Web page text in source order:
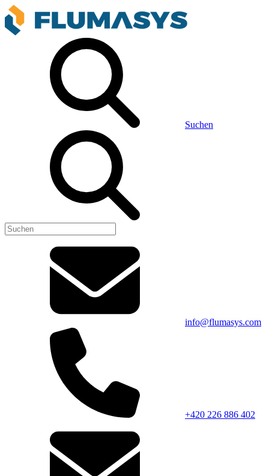
Suchen
info@flumasys.com
+420 226 886 402